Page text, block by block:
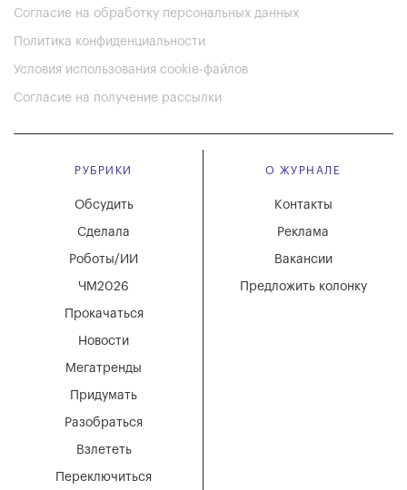
Согласие на обработку персональных данных
Политика конфиденциальности
Условия использования cookie-файлов
Согласие на получение рассылки
РУБРИКИ
Мегатренды
Придумать
Разобраться
Взлететь
Новости
Переключиться
Обсудить
Сделала
Роботы/ИИ
ЧМ2026
Прокачаться
О ЖУРНАЛЕ
Вакансии
Реклама
Контакты
Предложить колонку